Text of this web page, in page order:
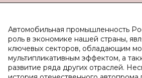
Автомобильная промышленность
роль в экономике нашей страны,
ключевых секторов, обладающим
мультипликативным эффектом, а
развитие ряда других отраслей.